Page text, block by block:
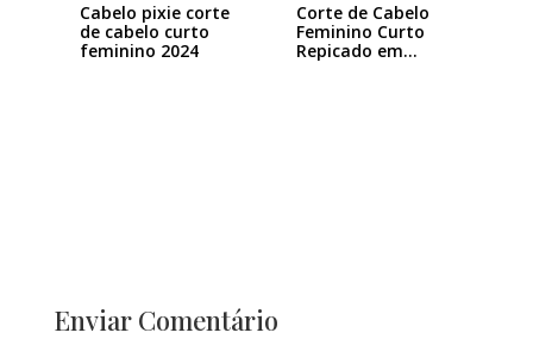
Cabelo pixie corte
de cabelo curto
feminino 2024
Corte de Cabelo
Feminino Curto
Repicado em
Enviar Comentário